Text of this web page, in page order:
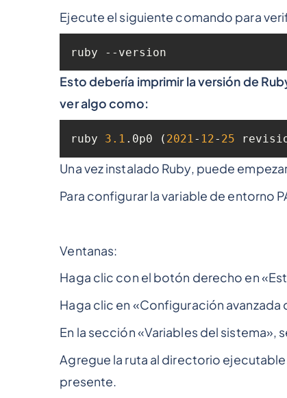
Ejecute el siguiente comando para
ruby --version
Esto debería imprimir la versión de
ver algo como:
ruby 3.1 .0p0 ( 2021- 12- 25
Una vez instalado Ruby, puede
Para configurar la variable de entorno
Ventanas:
Haga clic con el botón derecho en
Haga clic en «Configuración
En la sección «Variables del sistema»,
Agregue la ruta al directorio
presente.